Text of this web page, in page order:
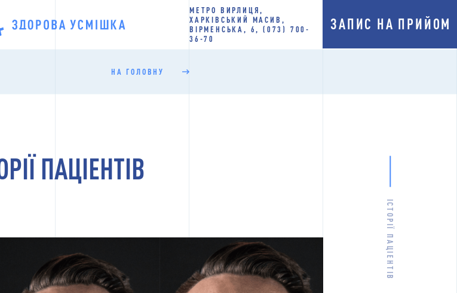
МЕТРО ВИРЛИЦЯ,
ХАРКІВСЬКИЙ МАСИВ,
ВІРМЕНСЬКА, 6, (073) 700-
36-70
ЗАПИС НА ПРИЙОМ
НА ГОЛОВНУ
ПАЦІЕНТІВ
ІСТОРІЇ ПАЦІЕНТІВ